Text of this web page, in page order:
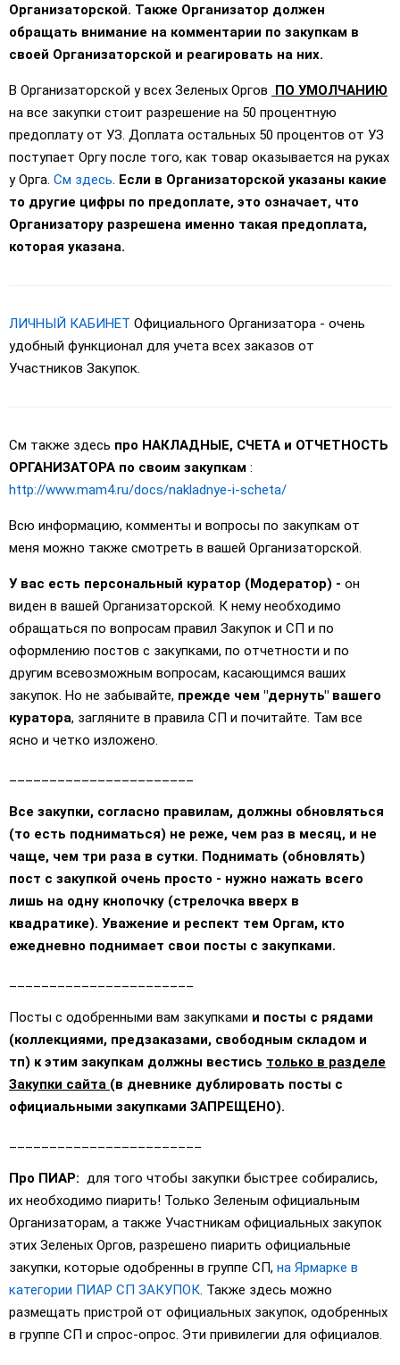
Организаторской. Также Организатор должен
обращать внимание на комментарии по закупкам в
своей Организаторской и реагировать на них.
В Организаторской у всех Зеленых Оргов
ПО УМОЛЧАНИЮ
на все закупки стоит разрешение на 50 процентную
предоплату от УЗ. Доплата остальных 50 процентов от УЗ
поступает Оргу после того, как товар оказывается на руках
у Орга. См здесь. Если в Организаторской указаны какие
то другие цифры по предоплате, это означает, что
Организатору разрешена именно такая предоплата,
которая указана.
ЛИЧНЫЙ КАБИНЕТ Официального Организатора - очень
удобный функционал для учета всех заказов от
Участников Закупок.
См также здесь про НАКЛАДНЫЕ, СЧЕТА и ОТЧЕТНОСТЬ
ОРГАНИЗАТОРА по своим закупкам :
http://www.mam4.ru/docs/nakladnye-i-scheta/
Всю информацию, комменты и вопросы по закупкам от
меня можно также смотреть в вашей Организаторской.
У вас есть персональный куратор (Модератор) - он
виден в вашей Организаторской. К нему необходимо
обращаться по вопросам правил Закупок и СП и по
оформлению постов с закупками, по отчетности и по
другим всевозможным вопросам, касающимся ваших
закупок. Но не забывайте, прежде чем "дернуть" вашего
куратора, загляните в правила СП и почитайте. Там все
ясно и четко изложено.
Все закупки, согласно правилам, должны обновляться
(то есть подниматься) не реже, чем раз в месяц, и не
чаще, чем три раза в сутки. Поднимать (обновлять)
пост с закупкой очень просто - нужно нажать всего
лишь на одну кнопочку (стрелочка вверх в
квадратике). Уважение и респект тем Оргам, кто
ежедневно поднимает свои посты с закупками.
Посты с одобренными вам закупками и посты с рядами
(коллекциями, предзаказами, свободным складом и
тп) к этим закупкам должны вестись только в разделе
Закупки сайта (в дневнике дублировать посты с
официальными закупками ЗАПРЕЩЕНО).
Про ПИАР: для того чтобы закупки быстрее собирались,
их необходимо пиарить! Только Зеленым официальным
Организаторам, а также Участникам официальных закупок
этих Зеленых Оргов, разрешено пиарить официальные
закупки, которые одобренны в группе СП, на Ярмарке в
категории ПИАР СП ЗАКУПОК. Также здесь можно
размещать пристрой от официальных закупок, одобренных
в группе СП и спрос-опрос. Эти привилегии для официалов.